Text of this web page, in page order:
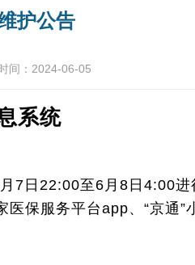
护公告
间：2024-06-05
系统
7日22:00至6月8日4:00进
保服务平台app、“京通”